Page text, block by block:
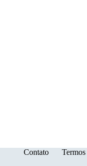
Contato